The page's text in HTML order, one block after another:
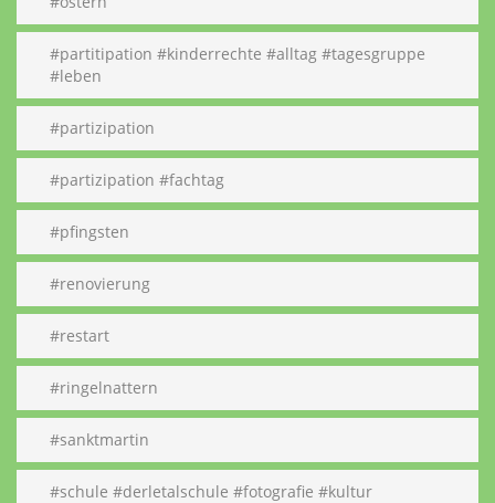
#partitipation #kinderrechte #alltag #tagesgruppe
#leben
#partizipation
#partizipation #fachtag
#pfingsten
#renovierung
#restart
#ringelnattern
#sanktmartin
#schule #derletalschule #fotografie #kultur